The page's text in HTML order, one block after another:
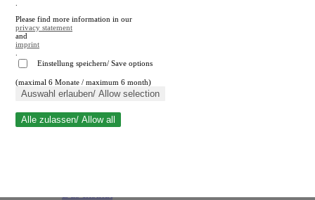
Suche schließen
Please find more information in our
privacy statement
and
imprint
Einstellung speichern/ Save options
(maximal 6 Monate / maximum 6 month)
Auswahl erlauben/ Allow selection
Alle zulassen/ Allow all